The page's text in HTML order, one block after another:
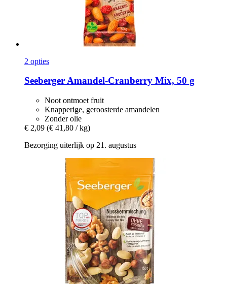
2 opties
SeebergerAmandel-​Cranberry Mix, 50 g
Noot ontmoet fruit
Knapperige, geroosterde amandelen
Zonder olie
€ 2,09 (€ 41,80 / kg)
Bezorging uiterlijk op 21. augustus